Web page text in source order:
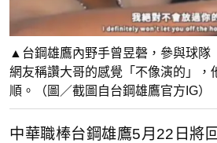
▲台鋼雄鷹內野手曾昱磬，參與球隊
網友稱讚大哥的感覺「不像演的」，
順。（圖／截圖自台鋼雄鷹官方IG）
中華職棒台鋼雄鷹5月22日將